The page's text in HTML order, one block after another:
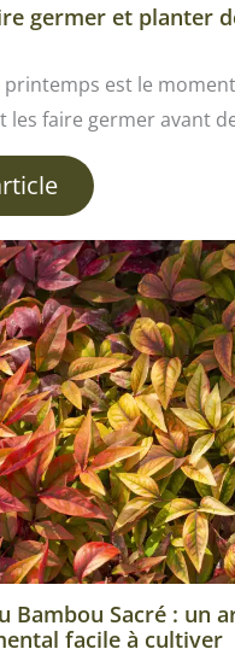
germer et planter
printemps est le
les faire germer avant
Bambou Sacré : un
facile à cultiver